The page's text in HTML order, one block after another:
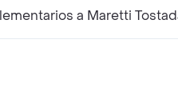
a Maretti